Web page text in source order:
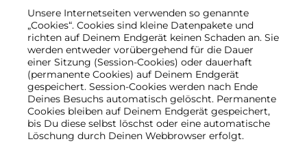
Unsere Internetseiten verwenden so genannte
„Cookies“. Cookies sind kleine Datenpakete und
richten auf Deinem Endgerät keinen Schaden an. Sie
werden entweder vorübergehend für die Dauer
einer Sitzung (Session-Cookies) oder dauerhaft
(permanente Cookies) auf Deinem Endgerät
gespeichert. Session-Cookies werden nach Ende
Deines Besuchs automatisch gelöscht. Permanente
Cookies bleiben auf Deinem Endgerät gespeichert,
bis Du diese selbst löschst oder eine automatische
Löschung durch Deinen Webbrowser erfolgt.